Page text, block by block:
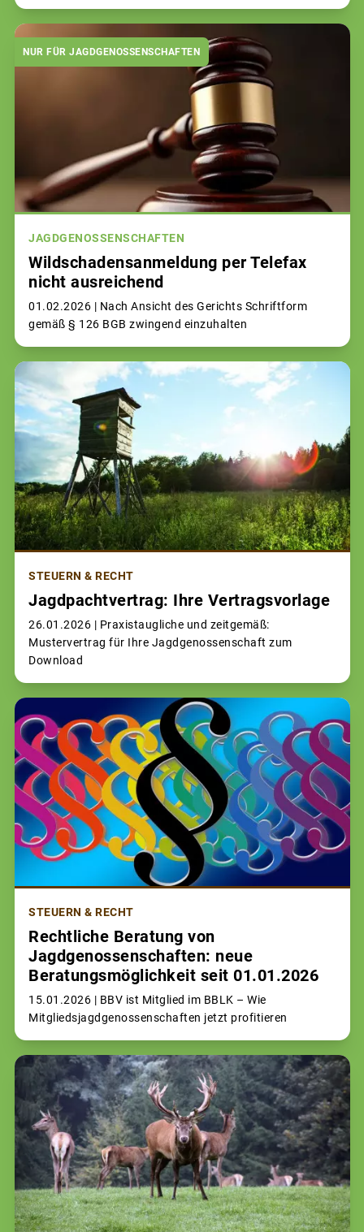
NUR FÜR JAGDGENOSSENSCHAFTEN
JAGDGENOSSENSCHAFTEN
Wildschadensanmeldung per Telefax
nicht ausreichend
01.02.2026 | Nach Ansicht des Gerichts Schriftform
gemäß § 126 BGB zwingend einzuhalten
STEUERN & RECHT
Jagdpachtvertrag: Ihre Vertragsvorlage
26.01.2026 | Praxistaugliche und zeitgemäß:
Mustervertrag für Ihre Jagdgenossenschaft zum
Download
STEUERN & RECHT
Rechtliche Beratung von
Jagdgenossenschaften: neue
Beratungsmöglichkeit seit 01.01.2026
15.01.2026 | BBV ist Mitglied im BBLK – Wie
Mitgliedsjagdgenossenschaften jetzt profitieren